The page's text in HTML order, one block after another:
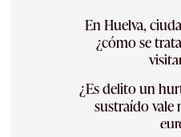
En Huelva,
¿cómo se
En una ciudad
hurtos en playas,
¿Es delito un
sustraído